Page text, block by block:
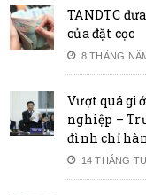
TANDTC
của đặt cọc
8 THÁNG
Vượt quá
nghiệp –
đình chỉ
14 THÁNG